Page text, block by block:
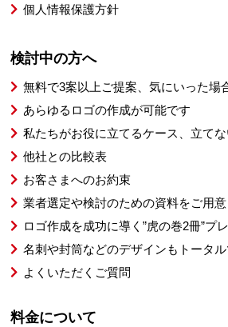
個人情報保護方針
検討中の方へ
無料で3案以上ご提案、気にいった場
あらゆるロゴの作成が可能です
私たちがお役に立てるケース、立て
他社との比較表
お客さまへのお約束
業者選定や検討のための資料をご用
ロゴ作成を成功に導く”虎の巻2冊”プ
名刺や封筒などのデザインもトータ
よくいただくご質問
料金について